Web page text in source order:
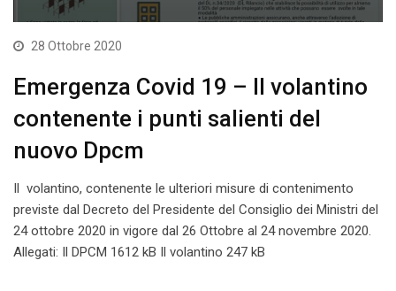
28 Ottobre 2020
Emergenza Covid 19 – Il volantino
contenente i punti salienti del
nuovo Dpcm
Il volantino, contenente le ulteriori misure di contenimento
previste dal Decreto del Presidente del Consiglio dei Ministri del
24 ottobre 2020 in vigore dal 26 Ottobre al 24 novembre 2020.
Allegati: Il DPCM 1612 kB Il volantino 247 kB